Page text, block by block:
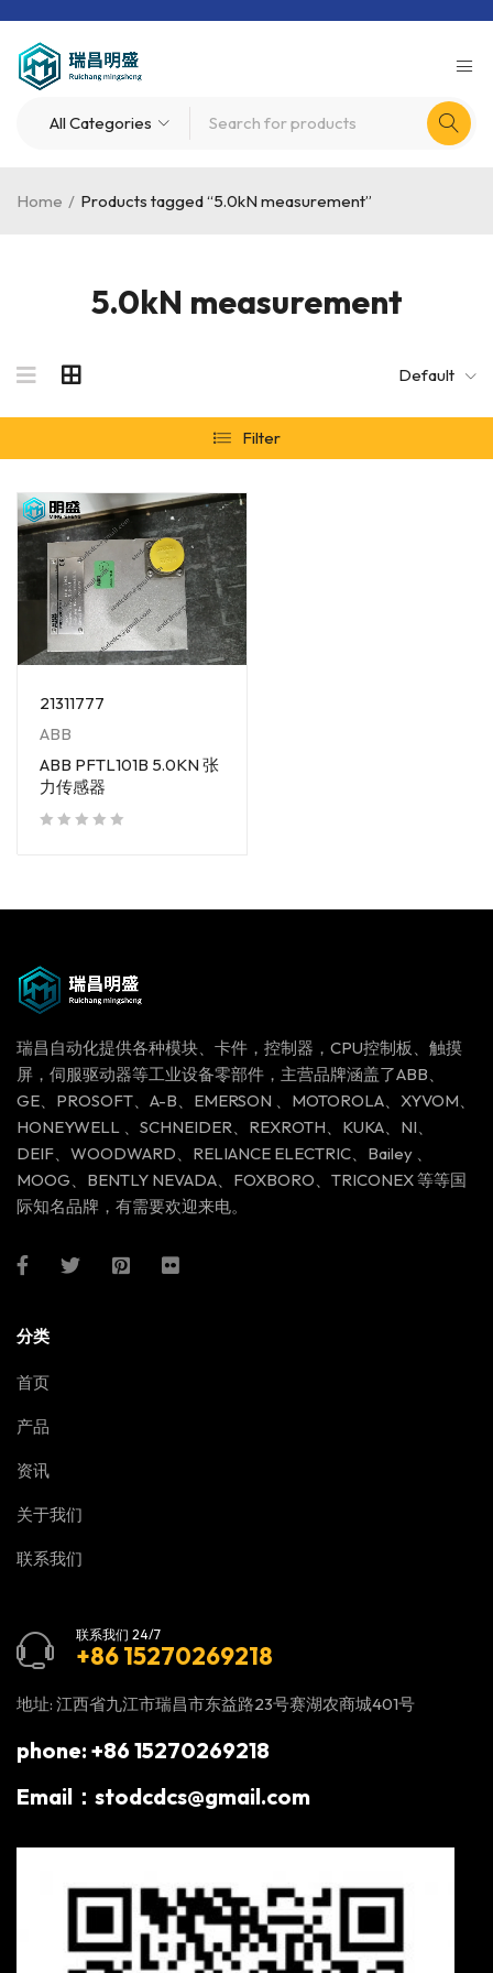
5.0kN measurement
Home / Products tagged “5.0kN measurement”
Default
Filter
21311777
ABB
ABB PFTL101B 5.0KN 张
力传感器
瑞昌自动化提供各种模块、卡件，控制器，CPU控制板、触摸
屏，伺服驱动器等工业设备零部件，主营品牌涵盖了ABB、
GE、PROSOFT、A-B、EMERSON 、MOTOROLA、XYVOM、
HONEYWELL 、SCHNEIDER、REXROTH、KUKA、NI、
DEIF、WOODWARD、RELIANCE ELECTRIC、Bailey 、
MOOG、BENTLY NEVADA、FOXBORO、TRICONEX 等等国
际知名品牌，有需要欢迎来电。
分类
首页
产品
资讯
关于我们
联系我们
联系我们 24/7
+86 15270269218
地址: 江西省九江市瑞昌市东益路23号赛湖农商城401号
phone: +86 15270269218
Email：stodcdcs@gmail.com